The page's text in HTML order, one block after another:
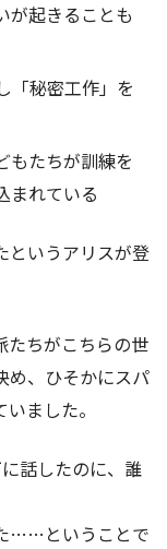
が起きることも
「秘密工作」を
もたちが訓練を
まれている
というアリスが登
たちがこちらの世
め、ひそかにスパ
ました。
話したのに、誰
……ということで